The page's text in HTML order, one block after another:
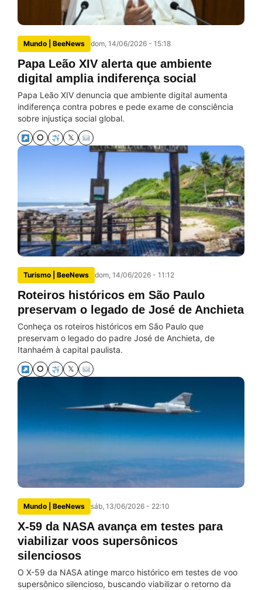
Mundo | BeeNews dom, 14/06/2026 - 15:18
Papa Leão XIV alerta que ambiente
digital amplia indiferença social
Papa Leão XIV denuncia que ambiente digital aumenta
indiferença contra pobres e pede exame de consciência
sobre injustiça social global.
⭘ 𝕏
Turismo | BeeNews dom, 14/06/2026 - 11:12
Roteiros históricos em São Paulo
preservam o legado de José de Anchieta
Conheça os roteiros históricos em São Paulo que
preservam o legado do padre José de Anchieta, de
Itanhaém à capital paulista.
⭘ 𝕏
Mundo | BeeNews sáb, 13/06/2026 - 22:10
X-59 da NASA avança em testes para
viabilizar voos supersônicos
silenciosos
O X-59 da NASA atinge marco histórico em testes de voo
supersônico silencioso, buscando viabilizar o retorno da